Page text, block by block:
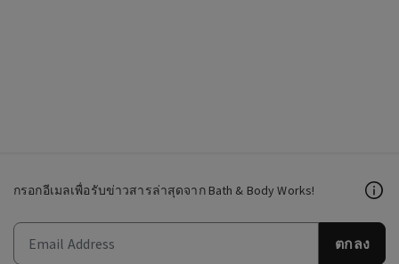
กรอกอีเมลเพื่อรับข่าวสารล่าสุดจาก Bath & Body Works!
ตกลง